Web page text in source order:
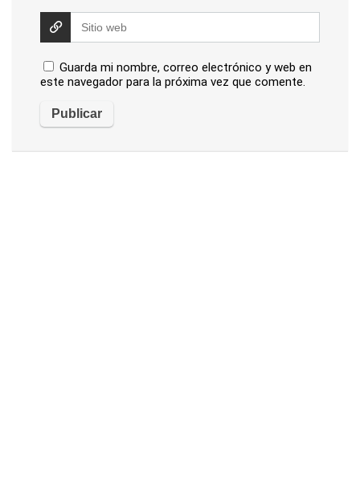
Guarda mi nombre, correo electrónico y web en
este navegador para la próxima vez que comente.